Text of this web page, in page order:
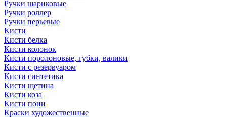
Ручки шариковые
Ручки роллер
Ручки перьевые
Кисти
Кисти белка
Кисти колонок
Кисти поролоновые, губки, валики
Кисти с резервуаром
Кисти синтетика
Кисти щетина
Кисти коза
Кисти пони
Краски художественные